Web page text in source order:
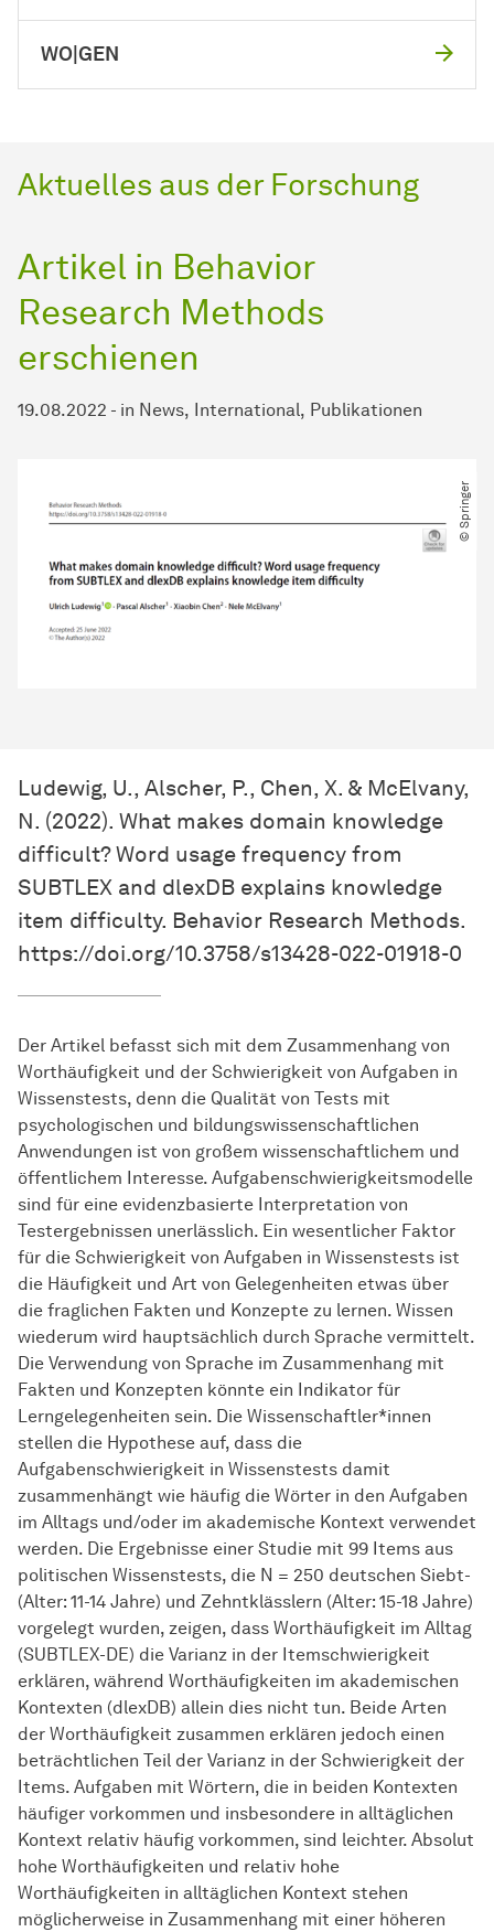
WO|GEN
Aktuelles aus der Forschung
Artikel in Behavior
Research Methods
erschienen
19.08.2022 - in News International Publikationen
© Springer
Ludewig, U., Alscher, P., Chen, X. & McElvany,
N. (2022). What makes domain knowledge
difficult? Word usage frequency from
SUBTLEX and dlexDB explains knowledge
item difficulty. Behavior Research Methods.
https://doi.org/10.3758/s13428-022-01918-0
Der Artikel befasst sich mit dem Zusammenhang von
Worthäufigkeit und der Schwierigkeit von Aufgaben in
Wissenstests, denn die Qualität von Tests mit
psychologischen und bildungswissenschaftlichen
Anwendungen ist von großem wissenschaftlichem und
öffentlichem Interesse. Aufgabenschwierigkeitsmodelle
sind für eine evidenzbasierte Interpretation von
Testergebnissen unerlässlich. Ein wesentlicher Faktor
für die Schwierigkeit von Aufgaben in Wissenstests ist
die Häufigkeit und Art von Gelegenheiten etwas über
die fraglichen Fakten und Konzepte zu lernen. Wissen
wiederum wird hauptsächlich durch Sprache vermittelt.
Die Verwendung von Sprache im Zusammenhang mit
Fakten und Konzepten könnte ein Indikator für
Lerngelegenheiten sein. Die Wissenschaftler*innen
stellen die Hypothese auf, dass die
Aufgabenschwierigkeit in Wissenstests damit
zusammenhängt wie häufig die Wörter in den Aufgaben
im Alltags und/oder im akademische Kontext verwendet
werden. Die Ergebnisse einer Studie mit 99 Items aus
politischen Wissenstests, die N = 250 deutschen Siebt-
(Alter: 11-14 Jahre) und Zehntklässlern (Alter: 15-18 Jahre)
vorgelegt wurden, zeigen, dass Worthäufigkeit im Alltag
(SUBTLEX-DE) die Varianz in der Itemschwierigkeit
erklären, während Worthäufigkeiten im akademischen
Kontexten (dlexDB) allein dies nicht tun. Beide Arten
der Worthäufigkeit zusammen erklären jedoch einen
beträchtlichen Teil der Varianz in der Schwierigkeit der
Items. Aufgaben mit Wörtern, die in beiden Kontexten
häufiger vorkommen und insbesondere in alltäglichen
Kontext relativ häufig vorkommen, sind leichter. Absolut
hohe Worthäufigkeiten und relativ hohe
Worthäufigkeiten in alltäglichen Kontext stehen
möglicherweise in Zusammenhang mit einer höheren